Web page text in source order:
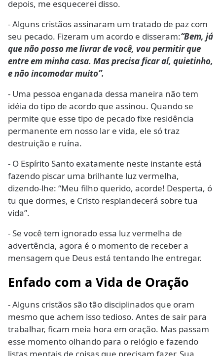
depois, me esquecerei disso.
- Alguns cristãos assinaram um tratado de paz com
seu pecado. Fizeram um acordo e disseram:“Bem, já
que não posso me livrar de você, vou permitir que
entre em minha casa. Mas precisa ficar aí, quietinho,
e não incomodar muito”.
- Uma pessoa enganada dessa maneira não tem
idéia do tipo de acordo que assinou. Quando se
permite que esse tipo de pecado fixe residência
permanente em nosso lar e vida, ele só traz
destruição e ruína.
- O Espírito Santo exatamente neste instante está
fazendo piscar uma brilhante luz vermelha,
dizendo-lhe: “Meu filho querido, acorde! Desperta, ó
tu que dormes, e Cristo resplandecerá sobre tua
vida”.
- Se você tem ignorado essa luz vermelha de
advertência, agora é o momento de receber a
mensagem que Deus está tentando lhe entregar.
Enfado com a Vida de Oração
- Alguns cristãos são tão disciplinados que oram
mesmo que achem isso tedioso. Antes de sair para
trabalhar, ficam meia hora em oração. Mas passam
esse momento olhando para o relógio e fazendo
listas mentais de coisas que precisam fazer. Sua